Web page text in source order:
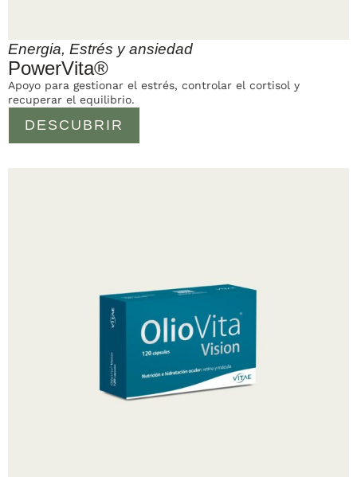
Energia, Estrés y ansiedad
PowerVita®
DESCUBRIR
Apoyo para gestionar el estrés, controlar el cortisol y
recuperar el equilibrio.